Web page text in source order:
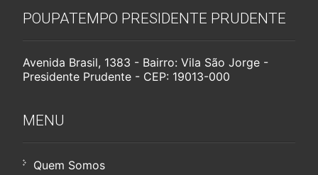
POUPATEMPO PRESIDENTE PRUDENTE
Avenida Brasil, 1383 - Bairro: Vila São Jorge -
Presidente Prudente - CEP: 19013-000
MENU
Quem Somos